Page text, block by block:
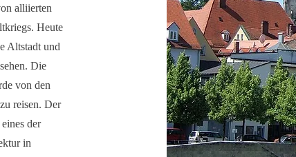
alliierten
Heute
Altstadt und
Die
von den
reisen. Der
der
in